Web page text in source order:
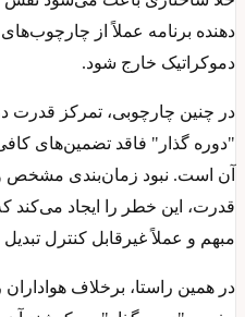
دهنده برنامه عملاً از
دموکراتیک خارج شود.
در چنین چارچوبی، تمرکز
"دوره گذار" فاقد تضمین‌های
آن است. نبود زمان‌بندی مشخص
قدرت، این خطر را ایجاد می‌کند
مبهم و عملاً غیرقابل کنترل
در همین راستا، برخلاف هواداران